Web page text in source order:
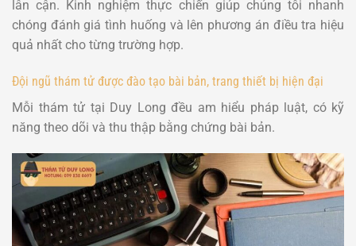
lân cận. Kinh nghiệm thực chiến giúp chúng tôi nhanh
chóng đánh giá tình huống và lên phương án điều tra hiệu
quả nhất cho từng trường hợp.
Đội ngũ thám tử được đào tạo bài bản, trang thiết bị hiện đại
Mỗi thám tử tại Duy Long đều am hiểu pháp luật, có kỹ
năng theo dõi và thu thập bằng chứng bài bản.